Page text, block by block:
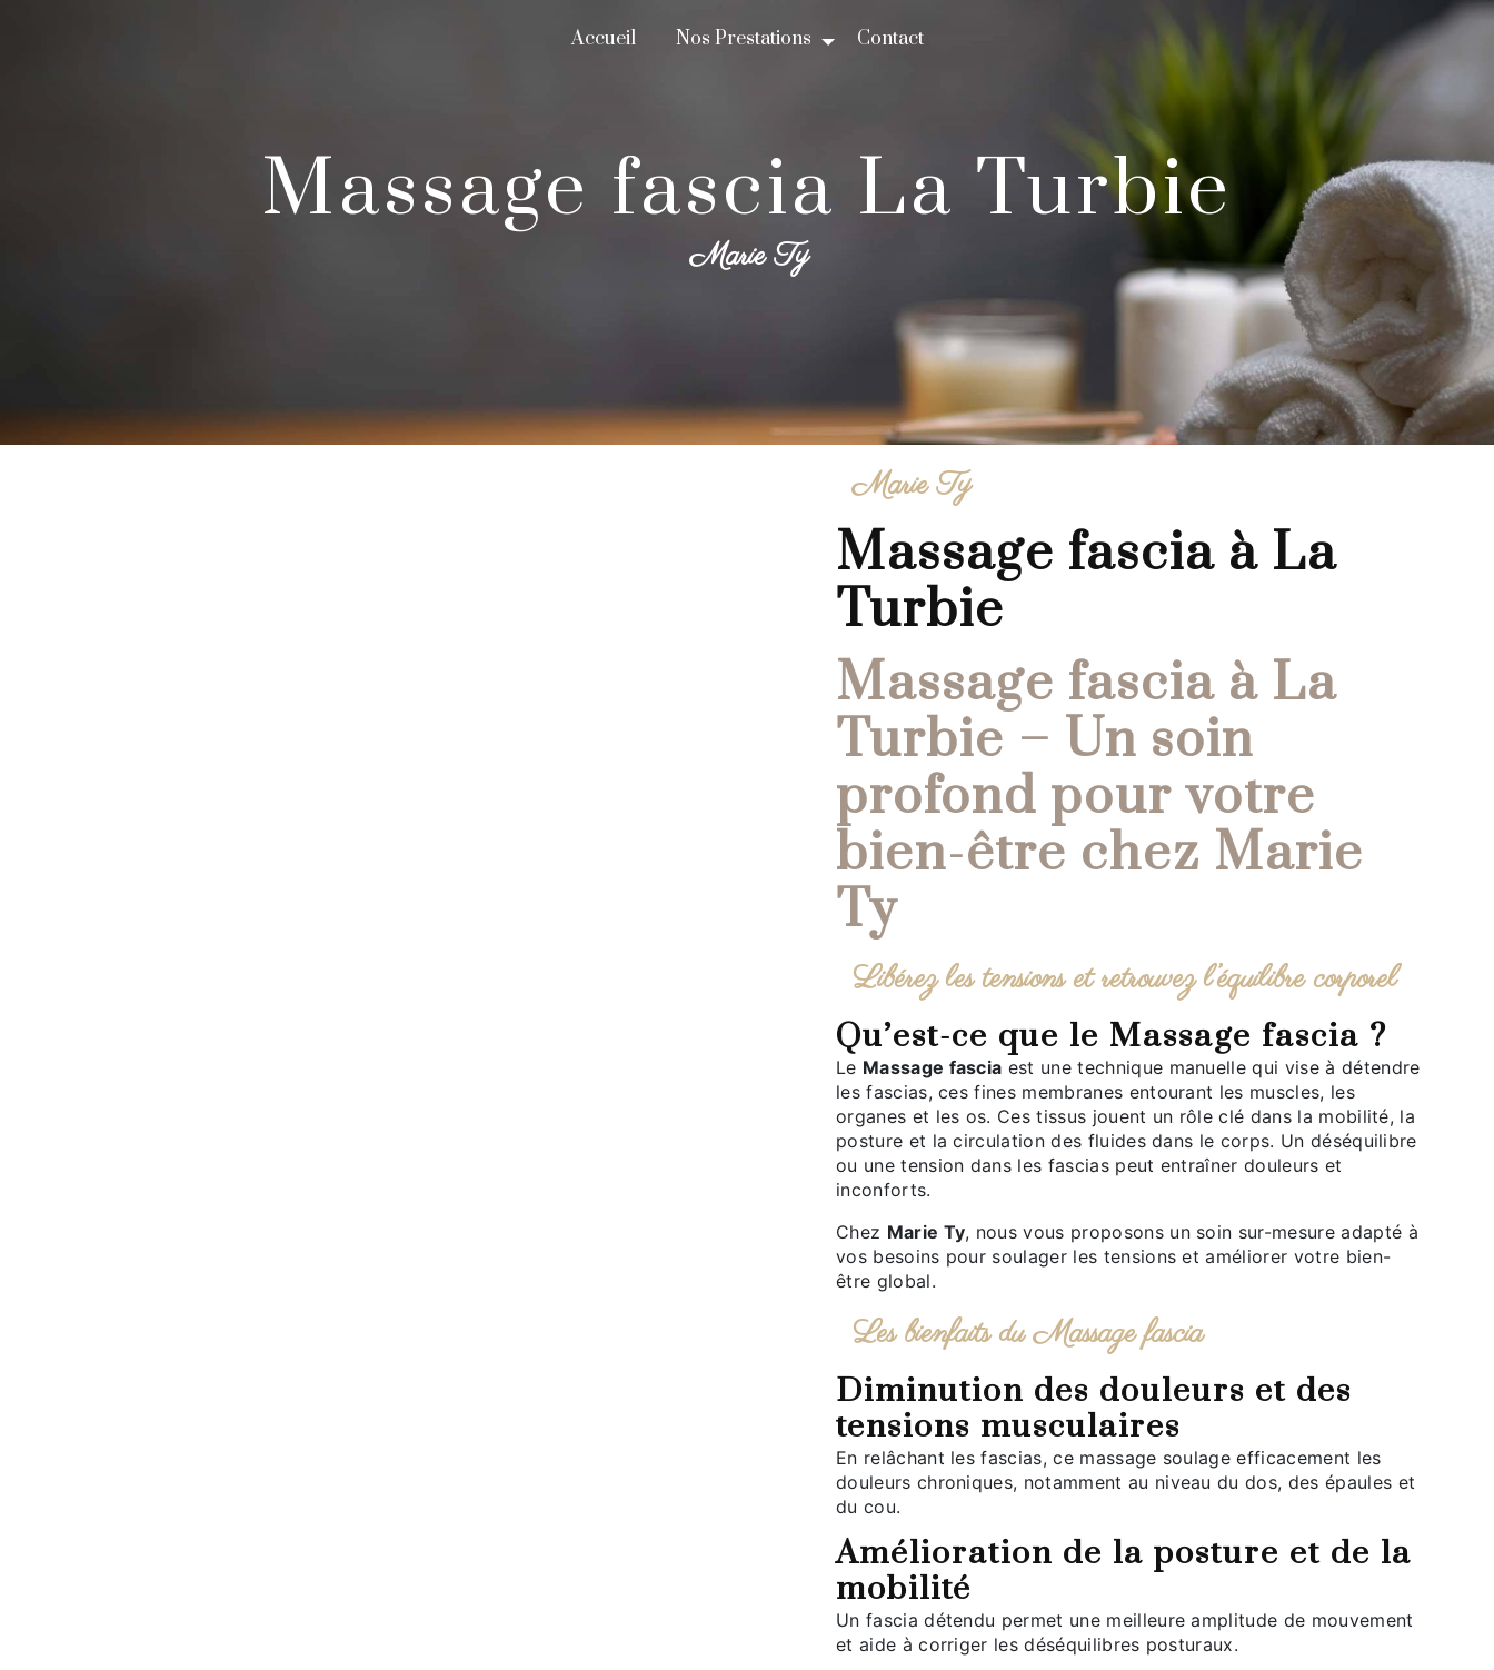
Accueil Nos Prestations Contact
Massage fascia La Turbie
Marie Ty
Marie Ty
Massage fascia à La
Turbie
Massage fascia à La
Turbie – Un soin
profond pour votre
bien-être chez Marie
Ty
Libérez les tensions et retrouvez l’équilibre corporel
Qu’est-ce que le Massage fascia ?
Le Massage fascia est une technique manuelle qui vise à détendre
les fascias, ces fines membranes entourant les muscles, les
organes et les os. Ces tissus jouent un rôle clé dans la mobilité, la
posture et la circulation des fluides dans le corps. Un déséquilibre
ou une tension dans les fascias peut entraîner douleurs et
inconforts.
Chez Marie Ty, nous vous proposons un soin sur-mesure adapté à
vos besoins pour soulager les tensions et améliorer votre bien-
être global.
Les bienfaits du Massage fascia
Diminution des douleurs et des
tensions musculaires
En relâchant les fascias, ce massage soulage efficacement les
douleurs chroniques, notamment au niveau du dos, des épaules et
du cou.
Amélioration de la posture et de la
mobilité
Un fascia détendu permet une meilleure amplitude de mouvement
et aide à corriger les déséquilibres posturaux.